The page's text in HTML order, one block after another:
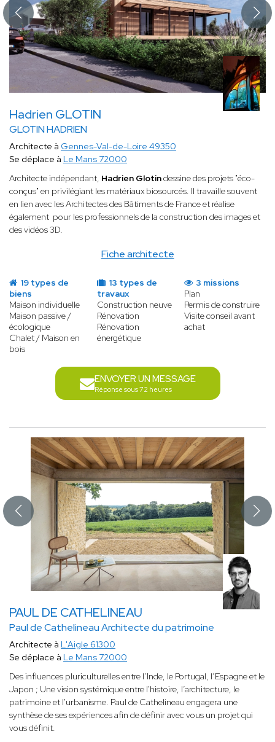
Hadrien GLOTIN
GLOTIN HADRIEN
Fiche architecte
Architecte à Gennes-Val-de-Loire 49350
Se déplace à Le Mans 72000
Architecte indépendant, Hadrien Glotindessine des projets "éco-
conçus" en privilégiant les matériaux biosourcés. Il travaille souvent
en lien avec les Architectes des Bâtiments de France et réalise
également pour les professionnels de la construction des images et
des vidéos 3D.
19 types de
biens
Maison individuelle
Maison passive /
écologique
Chalet / Maison en
bois
13 types de
travaux
Construction neuve
Rénovation
Rénovation
énergétique
3 missions
Plan
Permis de construire
Visite conseil avant
achat
ENVOYER UN MESSAGE
Réponse sous 72 heures
PAUL DE CATHELINEAU
Paul de Cathelineau Architecte du patrimoine
Architecte à L'Aigle 61300
Se déplace à Le Mans 72000
Des influences pluriculturelles entre l’Inde, le Portugal, l’Espagne et le
Japon ; Une vision systémique entre l'histoire, l’architecture, le
patrimoine et l'urbanisme. Paul de Cathelineau engagera une
synthèse de ses expériences afin de définir avec vous un projet qui
vous définit.